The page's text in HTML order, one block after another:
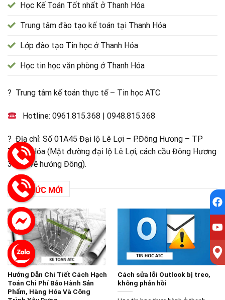
Học Kế Toán Tốt nhất ở Thanh Hóa
Trung tâm đào tạo kế toán tại Thanh Hóa
Lớp đào tạo Tin học ở Thanh Hóa
Học tin học văn phòng ở Thanh Hóa
? Trung tâm kế toán thực tế – Tin học ATC
Hotline:0961.815.368 |0948.815.368
? Địa chỉ: Số 01A45 Đại lộ Lê Lợi – P.Đông Hương – TP
Thanh Hóa (Mặt đường đại lộ Lê Lợi, cách cầu Đông Hương
300m về hướng Đông).
TIN TỨC MỚI
Hướng Dẫn Chi Tiết Cách Hạch
Toán Chi Phí Bảo Hành Sản
Phẩm, Hàng Hóa Và Công
Cách sửa lỗi Outlook bị treo,
không phản hồi